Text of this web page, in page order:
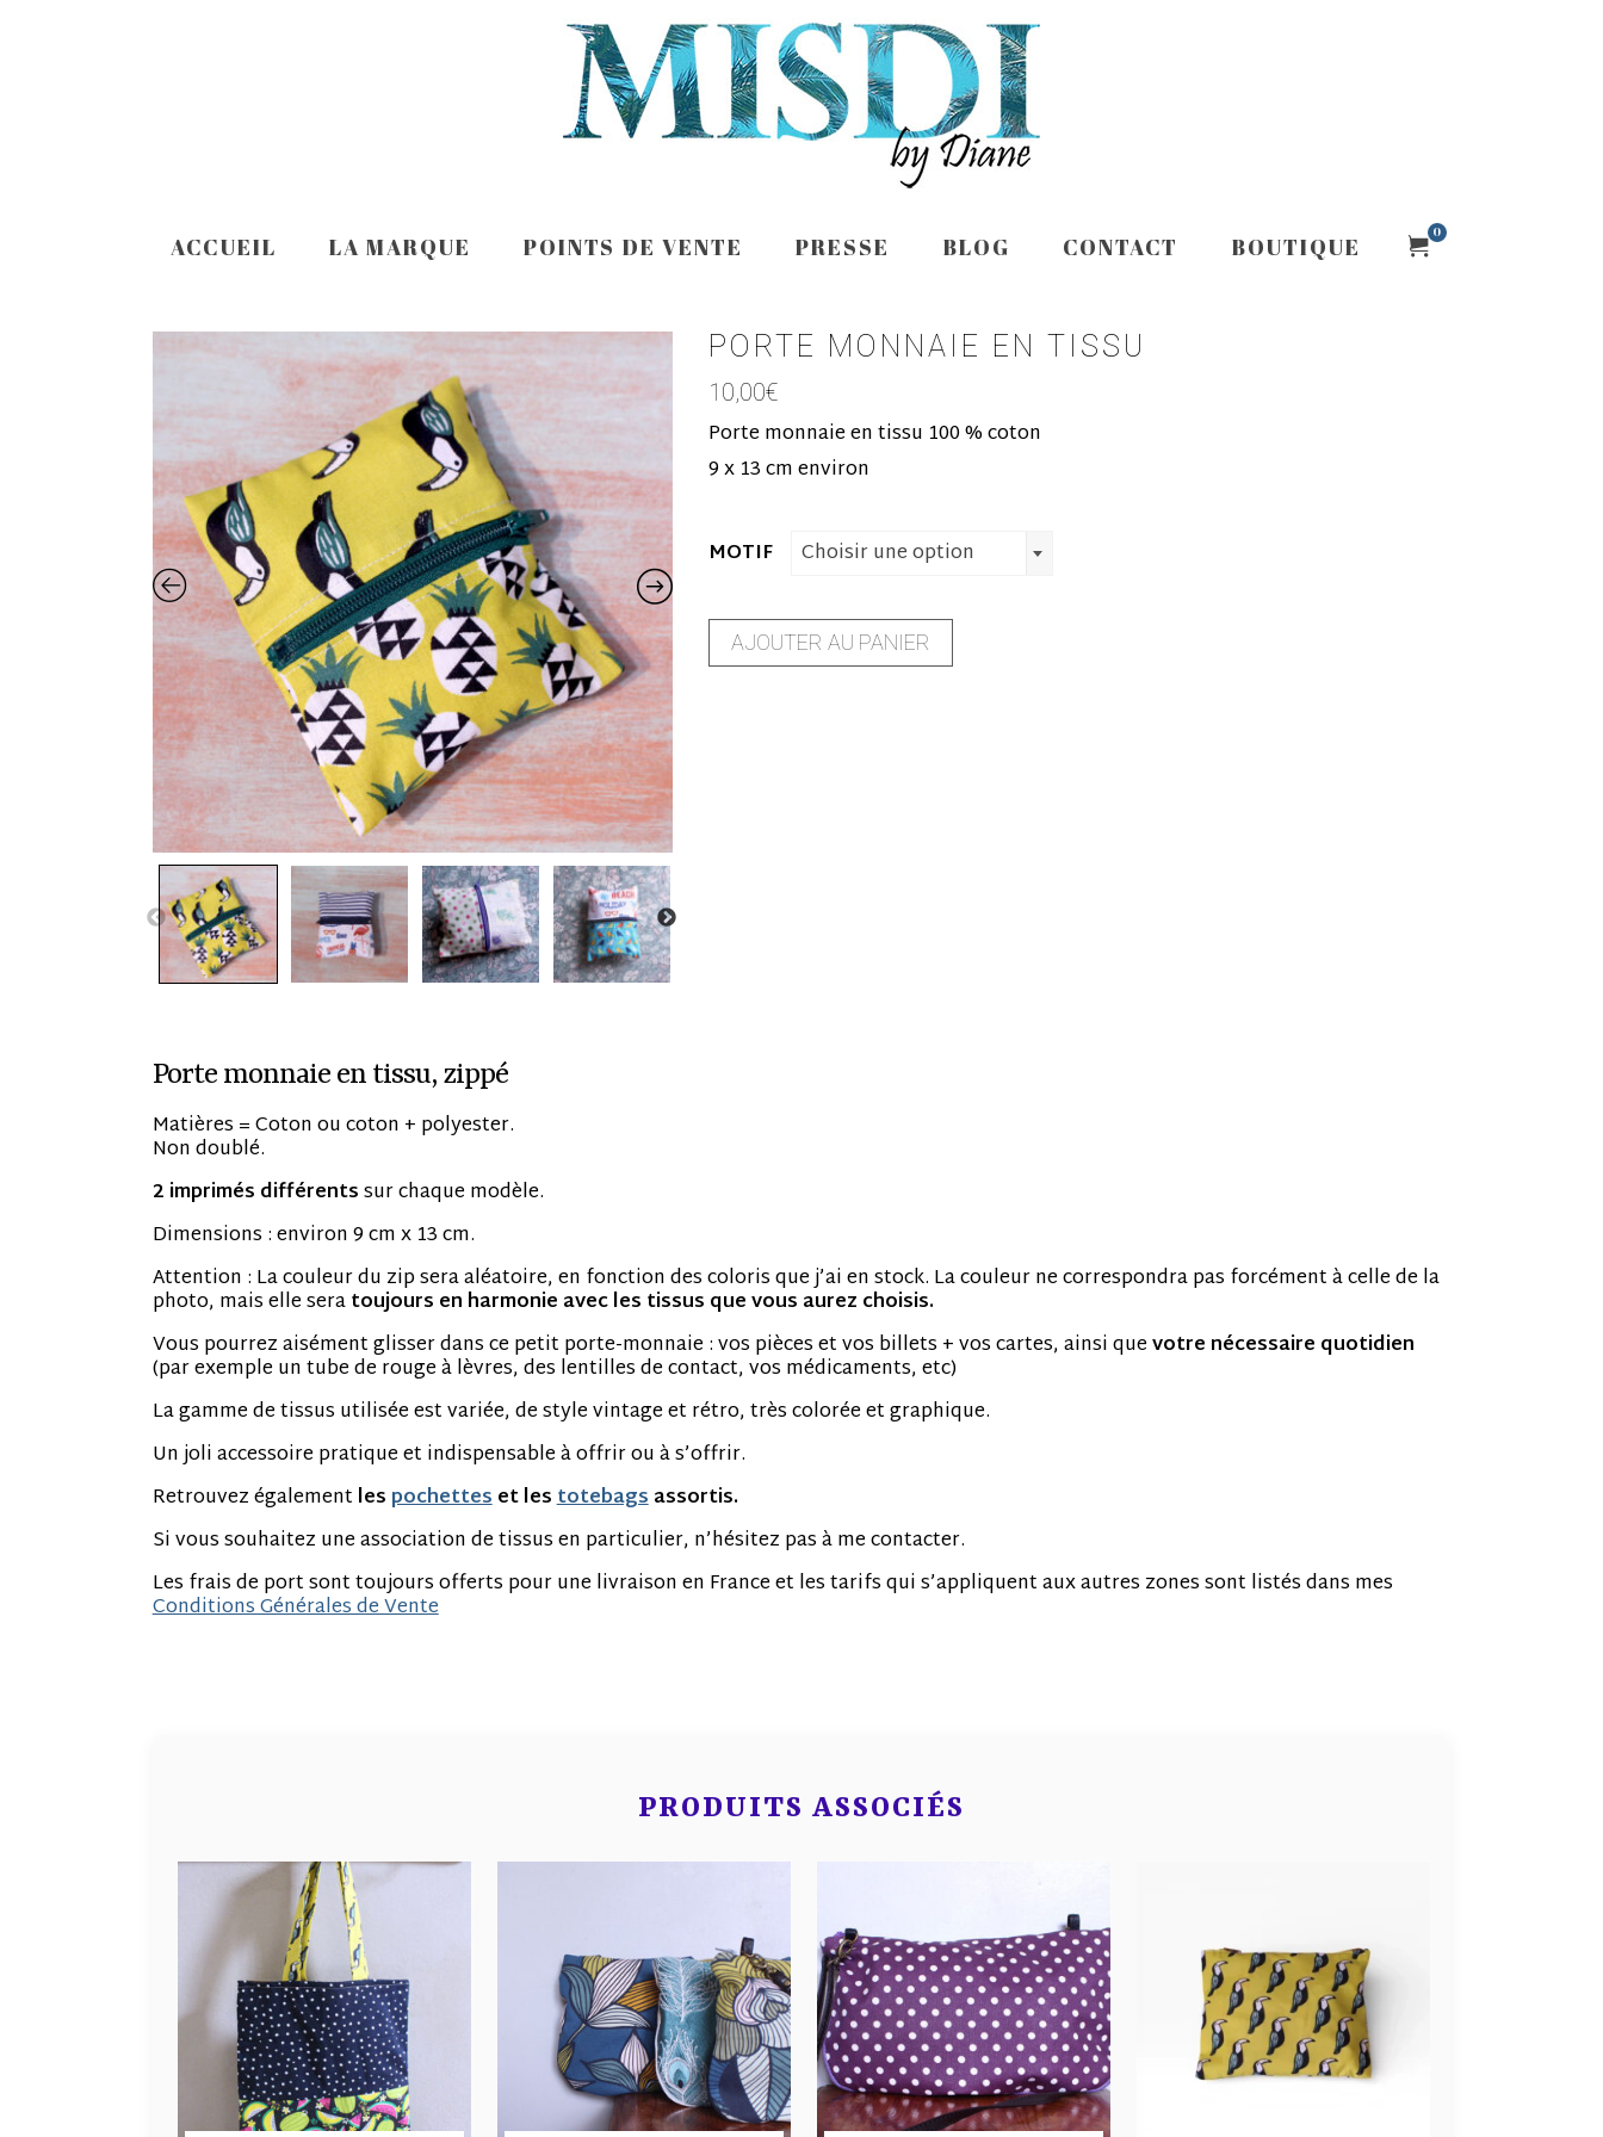
ACCUEIL LA MARQUE POINTS DE VENTE PRESSE BLOG CONTACT BOUTIQUE
0
PORTE MONNAIE EN TISSU
10,00€
Porte monnaie en tissu 100 % coton
9 x 13 cm environ
MOTIF Choisir une option
AJOUTER AU PANIER
Porte monnaie en tissu, zippé
Matières = Coton ou coton + polyester.
Non doublé.
2 imprimés différentssur chaque modèle.
Dimensions : environ 9 cm x 13 cm.
Attention : La couleur du zip sera aléatoire, en fonction des coloris que j’ai en stock. La couleur ne correspondra pas forcément à celle de la
photo, mais elle seratoujours en harmonie avec les tissus que vous aurez choisis.
Vous pourrez aisément glisser dans ce petit porte-monnaie : vos pièces et vos billets + vos cartes, ainsi quevotre nécessaire quotidien
(par exemple un tube de rouge à lèvres, des lentilles de contact, vos médicaments, etc)
La gamme de tissus utilisée est variée, de style vintage et rétro, très colorée et graphique.
Un joli accessoire pratique et indispensable à offrir ou à s’offrir.
Retrouvez également les pochetteset lestotebagsassortis.
Si vous souhaitez une association de tissus en particulier, n’hésitez pas à me contacter.
Les frais de port sont toujours offerts pour une livraison en France et les tarifs qui s’appliquent aux autres zones sont listés dans mes
Conditions Générales de Vente
PRODUITS ASSOCIÉS